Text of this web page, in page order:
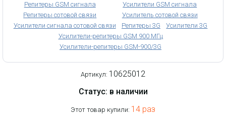
Репитеры GSM сигнала
Усилители GSM сигнала
Репитеры сотовой связи
Усилитель сотовой связи
Усилители сигнала сотовой связи
Репитеры 3G
Усилители 3G
Усилители-репитеры GSM 900 МГц
Усилители-репитеры GSM-900/3G
Артикул: 10625012
Статус: в наличии
Этот товар купили: 14 раз